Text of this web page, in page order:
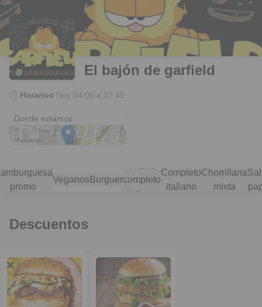
El bajón de garfield
🕒 Horarios Hoy 04:00 a 17:45
Donde estamos
promo
Veganos Burguercompleto
italiano
Completo
italiano
Chorrillana
mixta
Descuentos